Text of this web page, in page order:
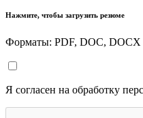
Нажмите, чтобы загрузить резюме
Форматы: PDF, DOC, DOCX
Я согласен на обработку